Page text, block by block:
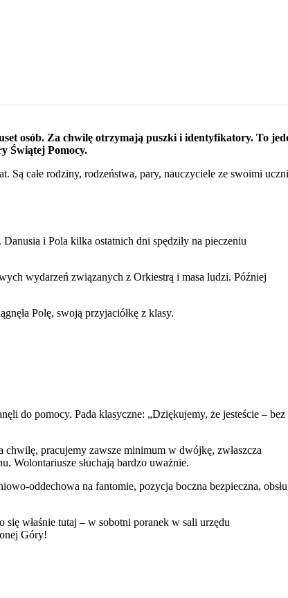
osób. Za chwilę otrzymają puszki i identyfikatory. To
Świątej Pomocy.
Są całe rodziny, rodzeństwa, pary, nauczyciele ze swoimi
i Pola kilka ostatnich dni spędziły na pieczeniu
wydarzeń związanych z Orkiestrą i masa ludzi. Później
Polę, swoją przyjaciółkę z klasy.
do pomocy. Pada klasyczne: „Dziękujemy, że jesteście – bez
pracujemy zawsze minimum w dwójkę, zwłaszcza
Wolontariusze słuchają bardzo uważnie.
oddechowa na fantomie, pozycja boczna bezpieczna,
właśnie tutaj – w sobotni poranek w sali urzędu
Góry!